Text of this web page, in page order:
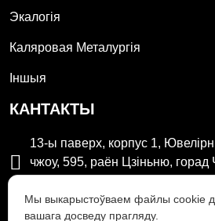
Экалогія
Каляровая Металургія
Іншыя
КАНТАКТЫ

13-ы паверх, корпус 1,
чжоу, 595, раён Цзіньню,
Мы выкарыстоўваем файлы cookie
вашага досведу прагляду.